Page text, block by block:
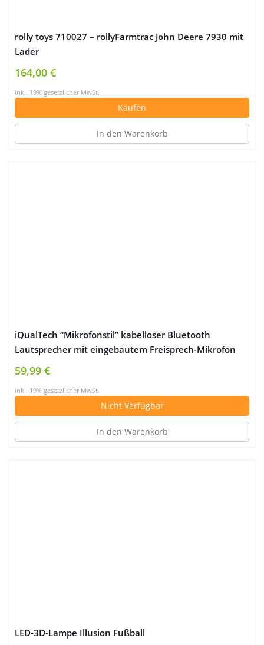
rolly toys 710027 – rollyFarmtrac John Deere 7930 mit
Lader
164,00 €
inkl. 19% gesetzlicher MwSt.
Kaufen
In den Warenkorb
iQualTech “Mikrofonstil” kabelloser Bluetooth
Lautsprecher mit eingebautem Freisprech-Mikrofon
59,99 €
inkl. 19% gesetzlicher MwSt.
Nicht Verfügbar
In den Warenkorb
LED-3D-Lampe Illusion Fußball